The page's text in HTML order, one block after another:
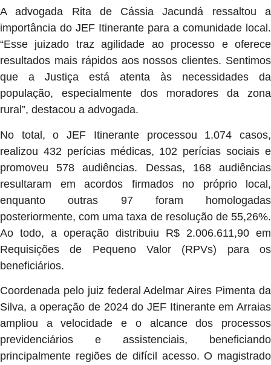
A advogada Rita de Cássia Jacundá ressaltou a
importância do JEF Itinerante para a comunidade local.
“Esse juizado traz agilidade ao processo e oferece
resultados mais rápidos aos nossos clientes. Sentimos
que a Justiça está atenta às necessidades da
população, especialmente dos moradores da zona
rural”, destacou a advogada.
No total, o JEF Itinerante processou 1.074 casos,
realizou 432 perícias médicas, 102 perícias sociais e
promoveu 578 audiências. Dessas, 168 audiências
resultaram em acordos firmados no próprio local,
enquanto outras 97 foram homologadas
posteriormente, com uma taxa de resolução de 55,26%.
Ao todo, a operação distribuiu R$ 2.006.611,90 em
Requisições de Pequeno Valor (RPVs) para os
beneficiários.
Coordenada pelo juiz federal Adelmar Aires Pimenta da
Silva, a operação de 2024 do JEF Itinerante em Arraias
ampliou a velocidade e o alcance dos processos
previdenciários e assistenciais, beneficiando
principalmente regiões de difícil acesso. O magistrado